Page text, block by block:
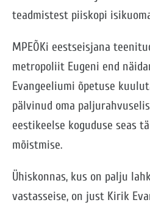
teadmistest piiskopi
MPEÕKi eestseisjana
metropoliit Eugeni end
Evangeeliumi õpetuse
pälvinud oma
eestikeelse koguduse seas
mõistmise.
Ühiskonnas, kus on palju
vastasseise, on just Kirik